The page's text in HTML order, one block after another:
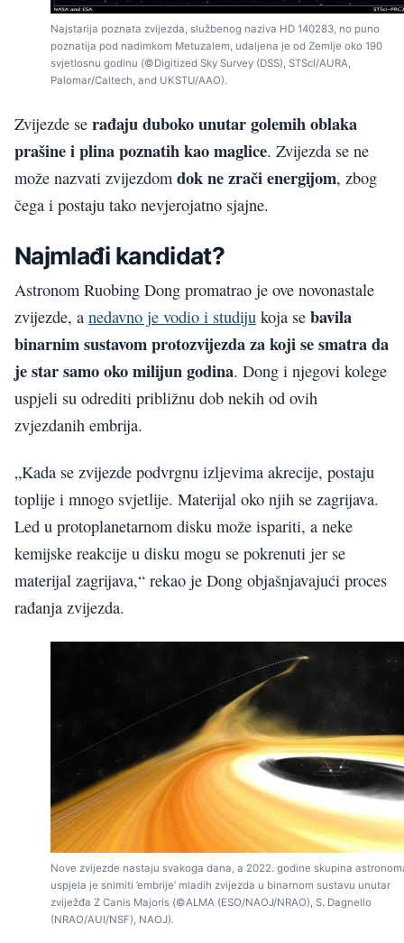
Najstarija poznata zvijezda, službenog naziva HD 140283, no puno
poznatija pod nadimkom Metuzalem, udaljena je od Zemlje oko 190
svjetlosnu godinu (©Digitized Sky Survey (DSS), STScI/AURA,
Palomar/Caltech, and UKSTU/AAO).
Zvijezde se rađaju duboko unutar golemih oblaka
prašine i plina poznatih kao maglice. Zvijezda se ne
može nazvati zvijezdom dok ne zrači energijom, zbog
čega i postaju tako nevjerojatno sjajne.
Najmlađi kandidat?
Astronom Ruobing Dong promatrao je ove novonastale
zvijezde, a nedavno je vodio i studiju koja se bavila
binarnim sustavom protozvijezda za koji se smatra da
je star samo oko milijun godina. Dong i njegovi kolege
uspjeli su odrediti približnu dob nekih od ovih
zvjezdanih embrija.
„Kada se zvijezde podvrgnu izljevima akrecije, postaju
toplije i mnogo svjetlije. Materijal oko njih se zagrijava.
Led u protoplanetarnom disku može ispariti, a neke
kemijske reakcije u disku mogu se pokrenuti jer se
materijal zagrijava,“ rekao je Dong objašnjavajući proces
rađanja zvijezda.
Nove zvijezde nastaju svakoga dana, a 2022. godine skupina
uspjela je snimiti ’embrije’ mladih zvijezda u binarnom sustavu unutar
zviježđa Z Canis Majoris (©ALMA (ESO/NAOJ/NRAO), S. Dagnello
(NRAO/AUI/NSF), NAOJ).